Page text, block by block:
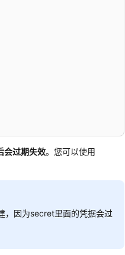
会过期失效。您可以使用
，因为secret里面的凭据会过